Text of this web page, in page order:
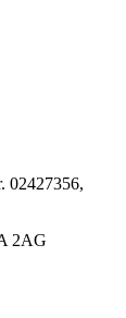
02427356,
2AG